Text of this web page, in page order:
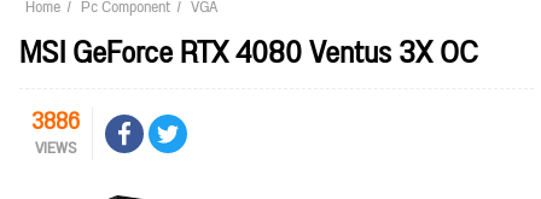
Home Pc Component VGA
MSI GeForce RTX 4080 Ventus 3X OC
3886
VIEWS